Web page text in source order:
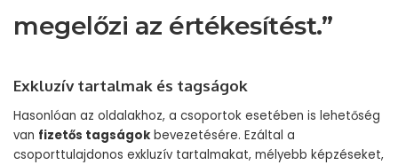
megelőzi az értékesítést.”
Exkluzív tartalmak és tagságok
Hasonlóan az oldalakhoz, a csoportok esetében is lehetőség
van fizetős tagságok bevezetésére. Ezáltal a
csoporttulajdonos exkluzív tartalmakat, mélyebb képzéseket,